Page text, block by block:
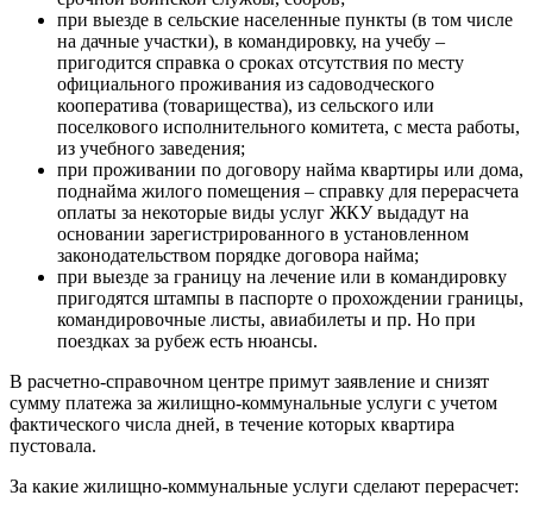
при выезде в сельские населенные пункты (в том числе
на дачные участки), в командировку, на учебу –
пригодится справка о сроках отсутствия по месту
официального проживания из садоводческого
кооператива (товарищества), из сельского или
поселкового исполнительного комитета, с места работы,
из учебного заведения;
при проживании по договору найма квартиры или дома,
поднайма жилого помещения – справку для перерасчета
оплаты за некоторые виды услуг ЖКУ выдадут на
основании зарегистрированного в установленном
законодательством порядке договора найма;
при выезде за границу на лечение или в командировку
пригодятся штампы в паспорте о прохождении границы,
командировочные листы, авиабилеты и пр. Но при
поездках за рубеж есть нюансы.
В расчетно-справочном центре примут заявление и снизят
сумму платежа за жилищно-коммунальные услуги с учетом
фактического числа дней, в течение которых квартира
пустовала.
За какие жилищно-коммунальные услуги сделают перерасчет: